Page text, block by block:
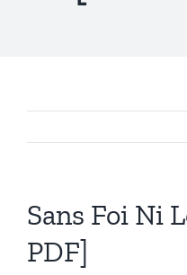
Sans Foi Ni
PDF]